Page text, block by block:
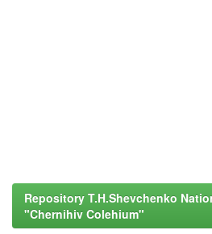
Repository T.H.Shevchenko
"Chernihiv Colehium"